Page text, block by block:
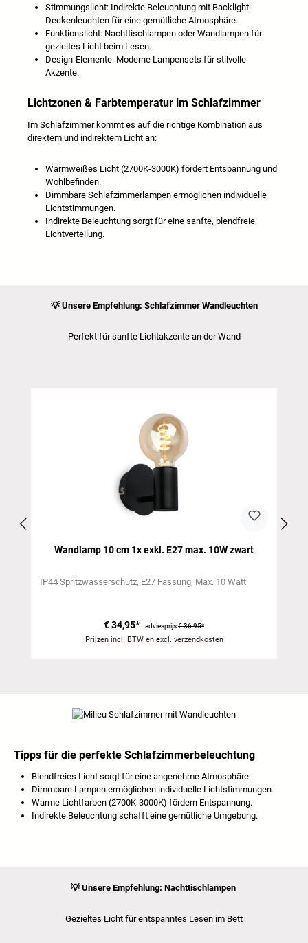
Stimmungslicht: Indirekte Beleuchtung mit Backlight
Deckenleuchten für eine gemütliche Atmosphäre.
Funktionslicht: Nachttischlampen oder Wandlampen für
gezieltes Licht beim Lesen.
Design-Elemente: Moderne Lampensets für stilvolle
Akzente.
Lichtzonen & Farbtemperatur im Schlafzimmer
Im Schlafzimmer kommt es auf die richtige Kombination aus
direktem und indirektem Licht an:
Warmweißes Licht (2700K-3000K) fördert Entspannung und
Wohlbefinden.
Dimmbare Schlafzimmerlampen ermöglichen individuelle
Lichtstimmungen.
Indirekte Beleuchtung sorgt für eine sanfte, blendfreie
Lichtverteilung.
💡Unsere Empfehlung: Schlafzimmer Wandleuchten
Perfekt für sanfte Lichtakzente an der Wand
Wandlamp 10 cm 1x exkl. E27 max. 10W zwart
IP44 Spritzwasserschutz E27 Fassung Max. 10 Watt
€ 34,95* adviesprijs€ 36,95*
Prijzen incl. BTW en excl. verzendkosten
Tipps für die perfekte Schlafzimmerbeleuchtung
Blendfreies Licht sorgt für eine angenehme Atmosphäre.
Dimmbare Lampen ermöglichen individuelle Lichtstimmungen.
Warme Lichtfarben (2700K-3000K) fördern Entspannung.
Indirekte Beleuchtung schafft eine gemütliche Umgebung.
💡Unsere Empfehlung: Nachttischlampen
Gezieltes Licht für entspanntes Lesen im Bett